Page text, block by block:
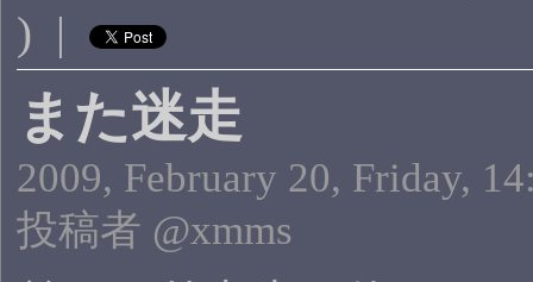
) |
また迷走
2009, February 20, Friday,
投稿者 @xmms